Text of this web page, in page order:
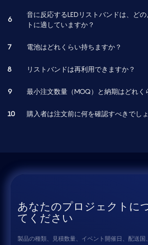
6
音に反応するLEDリストバンドは、ど
トに適していますか？
7 電池はどれくらい持ちますか？
8 リストバンドは再利用できますか？
9 最小注文数量（MOQ）と納期はどれく
10 購入者は注文前に何を確認すべきでし
あなたのプロジェクトに
てください
製品の種類、見積数量、イベント開催日、配送国